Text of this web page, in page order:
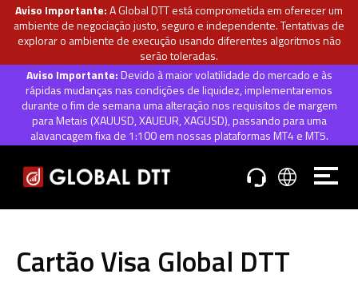
Aviso Importante:A Global DTT está comprometida em oferecer um
ambiente de negociação justo, seguro e independente. Tentativas de
explorar o ambiente de execução usando diferentes algoritmos não
serão toleradas.
Aviso Importante:Devido à maior volatilidade do mercado e às
rápidas mudanças nas condições de liquidez, implementaremos
durante o fim de semana uma alteração nos requisitos de margem
para Metais (XAUUSD, XAUEUR, XAGUSD), passando para uma
alavancagem fixa de 1:100 em nossas plataformas MT4 e MT5.
Cartão Visa Global DTT